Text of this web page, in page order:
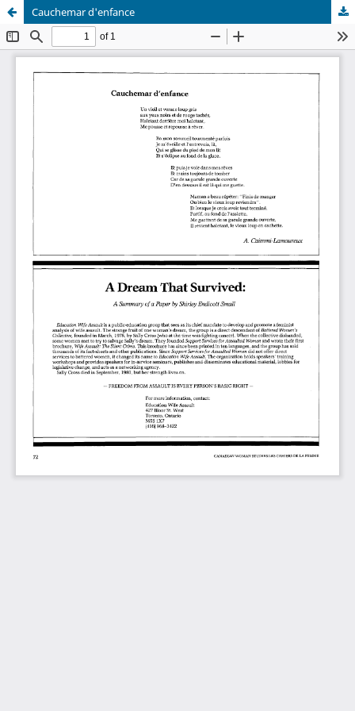
Cauchemar d'enfance